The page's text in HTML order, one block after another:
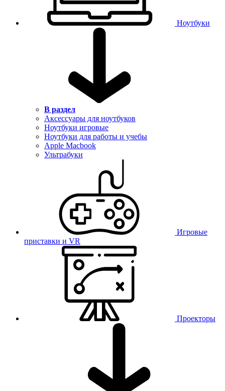
Ноутбуки
В раздел
Аксессуары для ноутбуков
Ноутбуки игровые
Ноутбуки для работы и учебы
Apple Macbook
Ультрабуки
Игровые
приставки и VR
Проекторы